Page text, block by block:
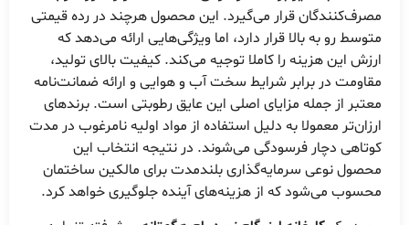
مصرف‌کنندگان قرار می‌گیرد. این محصول هرچند در رده قیمتی
متوسط رو به بالا قرار دارد، اما ویژگی‌هایی ارائه می‌دهد که
ارزش این هزینه را کاملا توجیه می‌کند. کیفیت بالای تولید،
مقاومت در برابر شرایط سخت آب و هوایی و ارائه ضمانت‌نامه
معتبر از جمله مزایای اصلی این عایق رطوبتی است. برندهای
ارزان‌تر معمولا به دلیل استفاده از مواد اولیه نامرغوب در مدت
کوتاهی دچار فرسودگی می‌شوند. در نتیجه انتخاب این
محصول نوعی سرمایه‌گذاری بلندمدت برای مالکین ساختمان
محسوب می‌شود که از هزینه‌های آینده جلوگیری خواهد کرد.